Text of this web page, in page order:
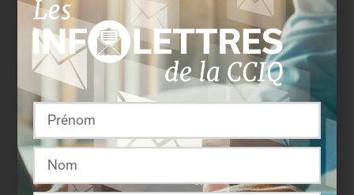
interpelés dans ce dossier tiendraient compte de
l’accessibilité au secteur durant l’évolution du
projet, tant à l’égard du réseau routier que du
transport collectif.
Source :